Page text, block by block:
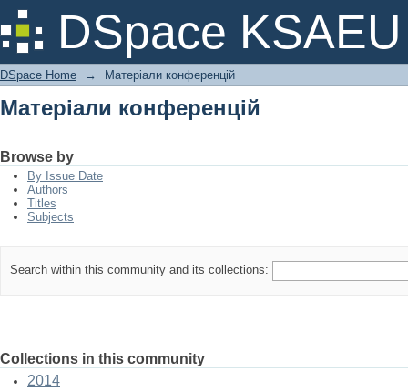
DSpace KSAEU
Матеріали конференцій
DSpace Home → Матеріали конференцій
Матеріали конференцій
Browse by
By Issue Date
Authors
Titles
Subjects
Search within this community and its collections:
Collections in this community
2014